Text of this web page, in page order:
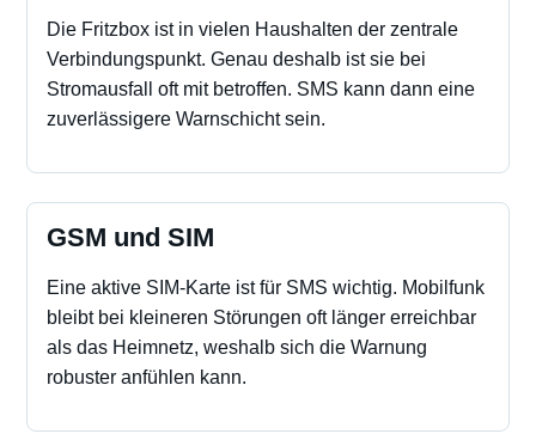
Die Fritzbox ist in vielen Haushalten der zentrale
Verbindungspunkt. Genau deshalb ist sie bei
Stromausfall oft mit betroffen. SMS kann dann eine
zuverlässigere Warnschicht sein.
GSM und SIM
Eine aktive SIM-Karte ist für SMS wichtig. Mobilfunk
bleibt bei kleineren Störungen oft länger erreichbar
als das Heimnetz, weshalb sich die Warnung
robuster anfühlen kann.